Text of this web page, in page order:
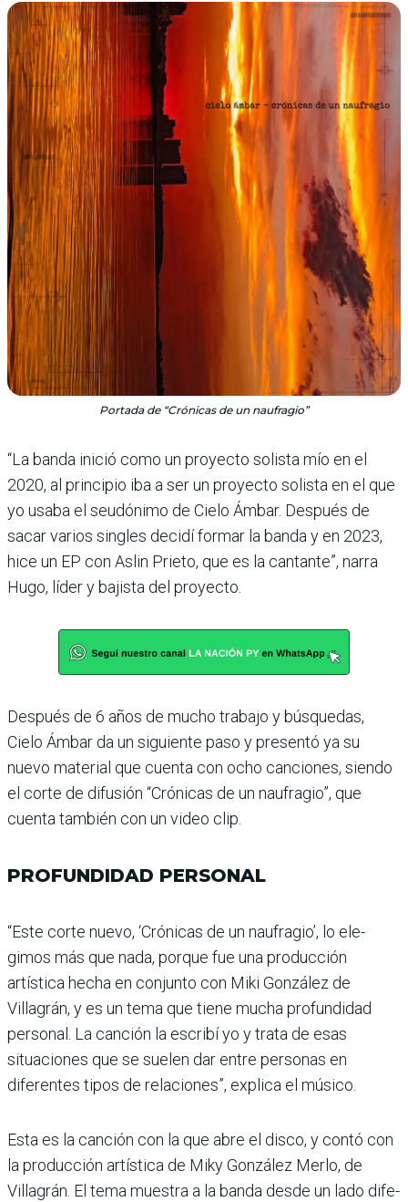
Portada de “Crónicas de un naufragio”
“La banda inició como un proyecto solista mío en el
2020, al principio iba a ser un proyecto solista en el que
yo usaba el seudónimo de Cielo Ámbar. Después de
sacar varios singles decidí formar la banda y en 2023,
hice un EP con Aslin Prieto, que es la cantante”, narra
Hugo, líder y bajista del pro­yecto.
Después de 6 años de mucho trabajo y búsquedas,
Cielo Ámbar da un siguiente paso y presentó ya su
nuevo mate­rial que cuenta con ocho canciones, siendo
el corte de difusión “Crónicas de un naufragio”, que
cuenta tam­bién con un video clip.
PROFUNDIDAD PERSONAL
“Este corte nuevo, ‘Cróni­cas de un naufragio’, lo ele­
gimos más que nada, porque fue una producción
artística hecha en conjunto con Miki González de
Villagrán, y es un tema que tiene mucha profundidad
personal. La canción la escribí yo y trata de esas
situaciones que se suelen dar entre personas en
diferentes tipos de rela­ciones”, explica el músico.
Esta es la canción con la que abre el disco, y contó con
la producción artística de Miky González Merlo, de
Villagrán. El tema muestra a la banda desde un lado dife­